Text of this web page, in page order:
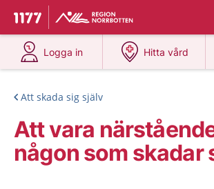
Till startsidan för 1177
Du har valt region
Logga in
på 1177.se
Hitta vård
på 1177.se
Att skada sig själv
Att vara
någon som skadar